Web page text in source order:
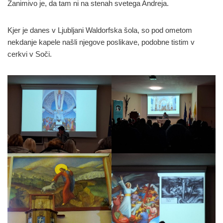
Zanimivo je, da tam ni na stenah svetega Andreja.
Kjer je danes v Ljubljani Waldorfska šola, so pod ometom
nekdanje kapele našli njegove poslikave, podobne tistim v
cerkvi v Soči.